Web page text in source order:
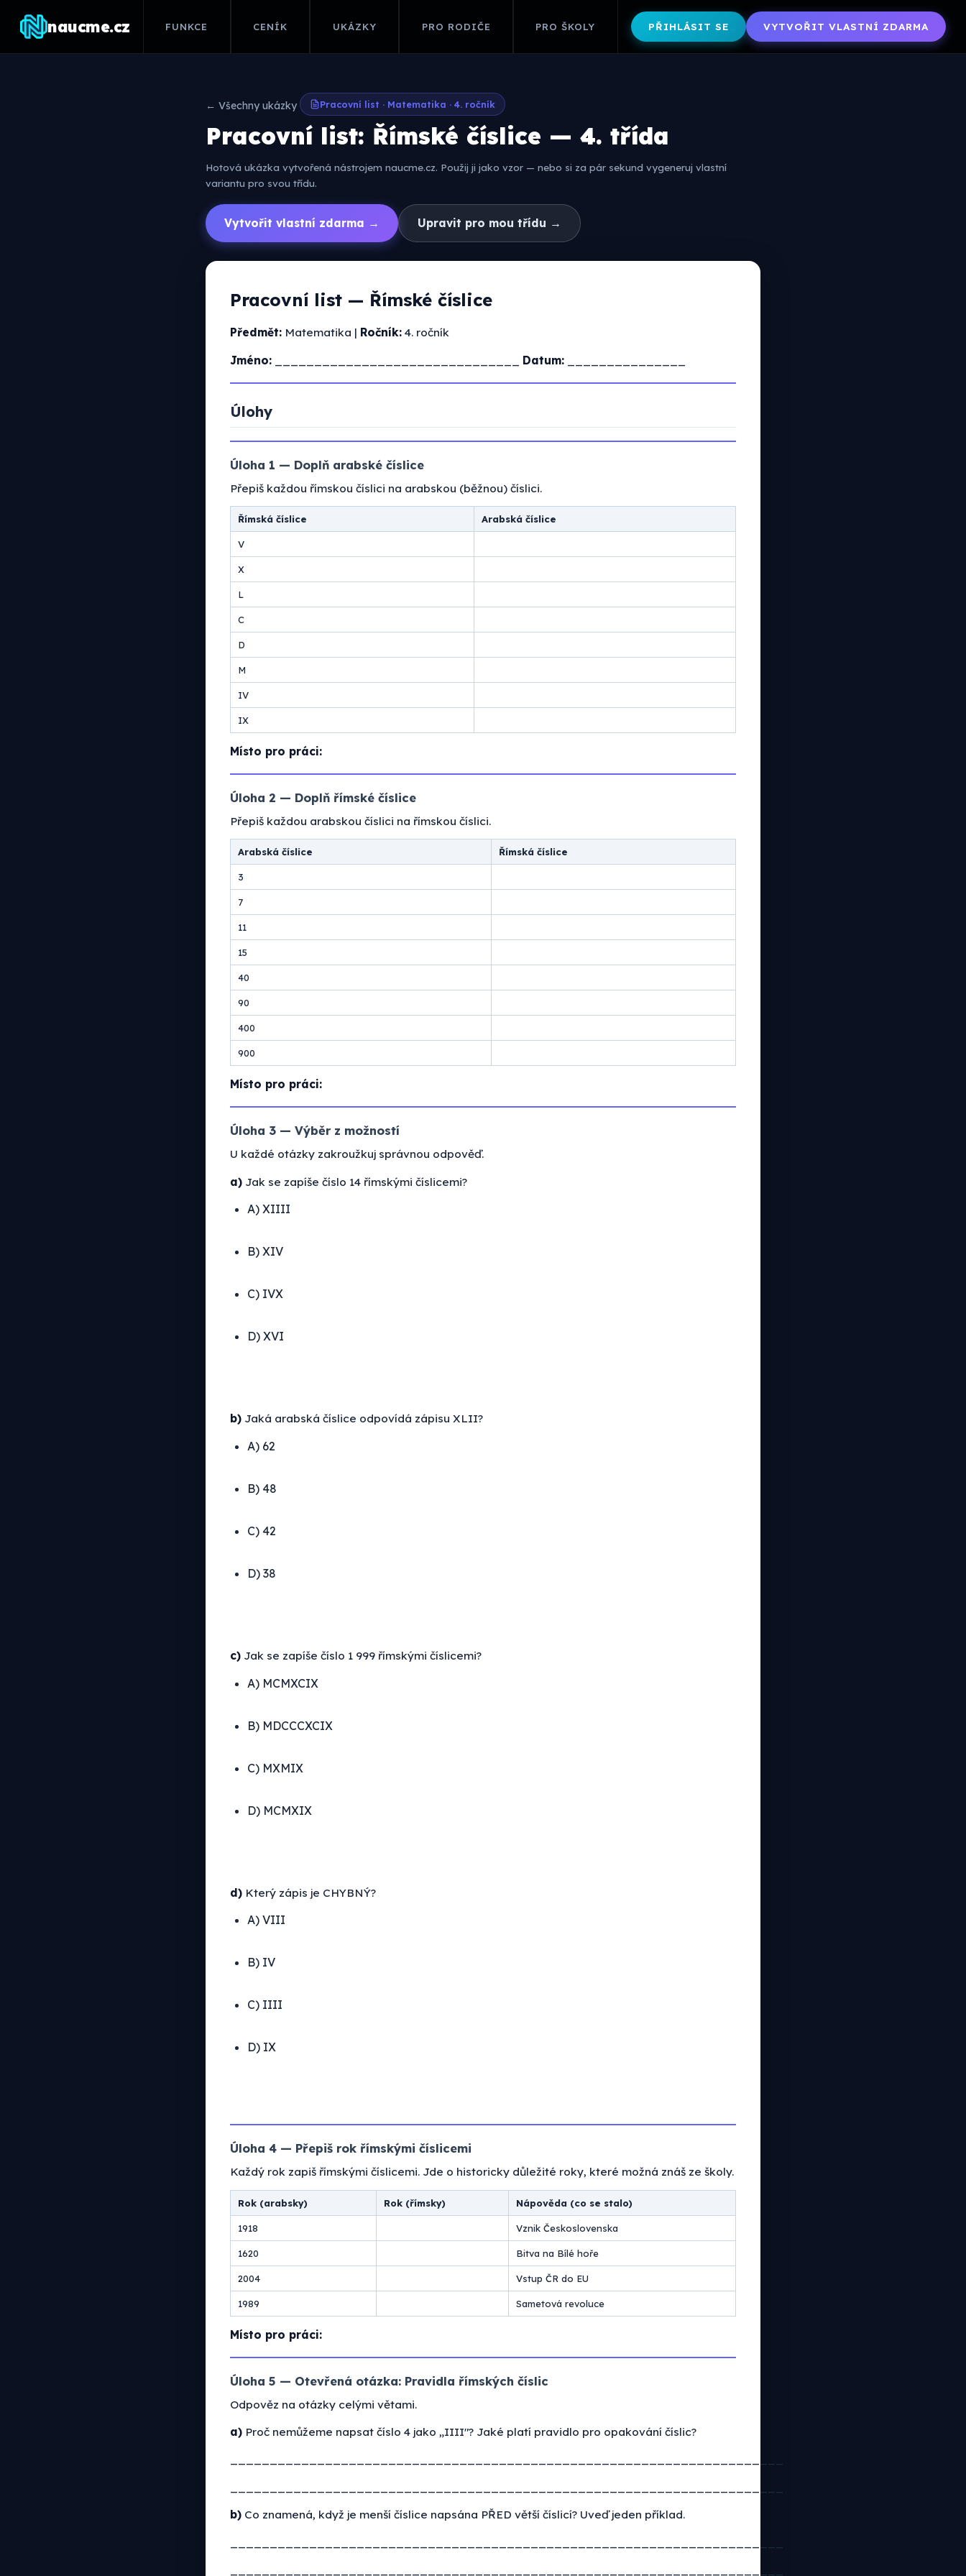
naucme.cz FUNKCE CENÍK UKÁZKY PRO RODIČE PRO ŠKOLY PŘIHLÁSIT SE VYTVOŘIT VLASTNÍ ZDARMA
← Všechny ukázky Pracovní list · Matematika · 4. ročník
Pracovní list: Římské číslice — 4. třída
Hotová ukázka vytvořená nástrojem naucme.cz. Použij ji jako vzor — nebo si za pár sekund vygeneruj vlastní
variantu pro svou třídu.
Vytvořit vlastní zdarma → Upravit pro mou třídu →
Pracovní list — Římské číslice
Předmět: Matematika | Ročník: 4. ročník
Jméno:
Datum:
Úlohy
Úloha 1 — Doplň arabské číslice
Přepiš každou římskou číslici na arabskou (běžnou) číslici.
Římská číslice Arabská číslice
V
X
L
C
D
M
IV
IX
Místo pro práci:
Úloha 2 — Doplň římské číslice
Přepiš každou arabskou číslici na římskou číslici.
Arabská číslice Římská číslice
3
7
11
15
40
90
400
900
Místo pro práci:
Úloha 3 — Výběr z možností
U každé otázky zakroužkuj správnou odpověď.
a) Jak se zapíše číslo 14 římskými číslicemi?
A) XIIII
B) XIV
C) IVX
D) XVI
b) Jaká arabská číslice odpovídá zápisu XLII?
A) 62
B) 48
C) 42
D) 38
c) Jak se zapíše číslo 1 999 římskými číslicemi?
A) MCMXCIX
B) MDCCCXCIX
C) MXMIX
D) MCMXIX
d) Který zápis je CHYBNÝ?
A) VIII
B) IV
C) IIII
D) IX
Úloha 4 — Přepiš rok římskými číslicemi
Každý rok zapiš římskými číslicemi. Jde o historicky důležité roky, které možná znáš ze školy.
Rok (arabsky) Rok (římsky) Nápověda (co se stalo)
1918 Vznik Československa
1620 Bitva na Bílé hoře
2004 Vstup ČR do EU
1989 Sametová revoluce
Místo pro práci:
Úloha 5 — Otevřená otázka: Pravidla římských číslic
Odpověz na otázky celými větami.
a) Proč nemůžeme napsat číslo 4 jako „IIII"? Jaké platí pravidlo pro opakování číslic?
b) Co znamená, když je menší číslice napsána PŘED větší číslicí? Uveď jeden příklad.